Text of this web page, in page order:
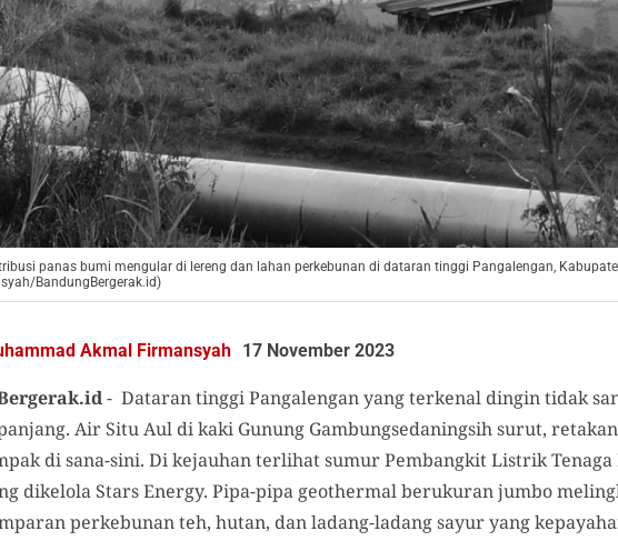
panas bumi mengular di lereng dan lahan perkebunan di dataran tinggi Pangalengan,
BandungBergerak.id)
Akmal Firmansyah 17 November 2023
- Dataran tinggi Pangalengan yang terkenal dingin tidak
Air Situ Aul di kaki Gunung Gambungsedaningsih surut,
di sana-sini. Di kejauhan terlihat sumur Pembangkit Listrik Tenaga
dikelola Stars Energy. Pipa-pipa geothermal berukuran jumbo
perkebunan teh, hutan, dan ladang-ladang sayur yang